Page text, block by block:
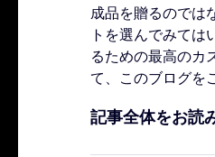
成品を贈るのでは
トを選んでみては
るための最高のカ
て、このブログを
記事全体をお読